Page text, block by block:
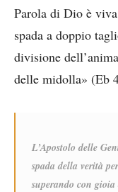
Parola di Dio è
spada a doppio
divisione
delle midolla» (Eb
L’Apostolo delle
spada della verità
superando con